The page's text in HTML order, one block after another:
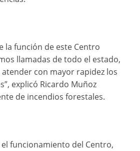
la función de este Centro
llamadas de todo el estado,
con mayor rapidez los
explicó Ricardo Muñoz
de incendios forestales.
funcionamiento del Centro,